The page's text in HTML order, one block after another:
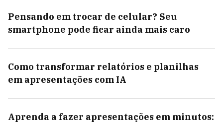
Pensando em trocar de celular? Seu
smartphone pode ficar ainda mais caro
Como transformar relatórios e planilhas
em apresentações com IA
Aprenda a fazer apresentações em minutos: